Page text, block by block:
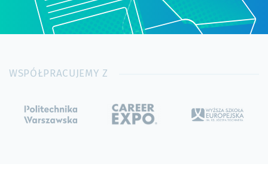
WSPÓŁPRACUJEMY Z